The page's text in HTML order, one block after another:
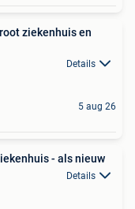
ziekenhuis en
Details
5 aug 26
- als nieuw
Details